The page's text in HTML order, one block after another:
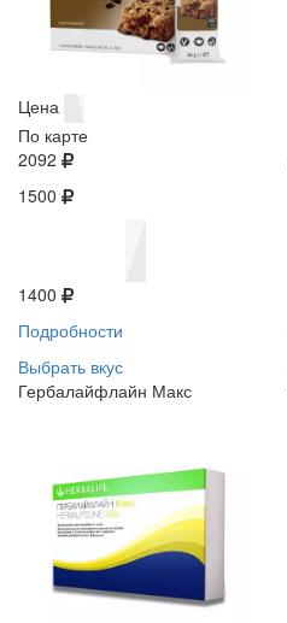
Цена
По карте
2092
1500
1400
Подробности
Выбрать вкус
Гербалайфлайн Макс